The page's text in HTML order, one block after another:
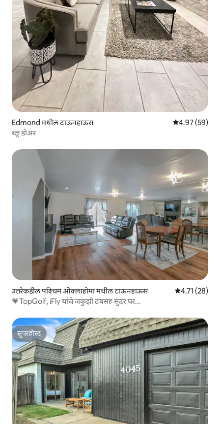
Edmond मधील टाऊनहाऊस 5 पैकी 4.97
4.97 (59)
ब्लू डोअर
उत्तरेकडील पश्चिम ओक्लाहोमा मधील टाऊनहाऊस 5 पैकी 4.71
4.71 (28)
💗TopGolf, iFly यांचे जकुझी टबसह सुंदर घर...
सुपरहोस्ट
सुपरहोस्ट